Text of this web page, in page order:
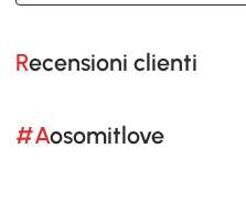
Recensioni clienti
#Aosomitlove